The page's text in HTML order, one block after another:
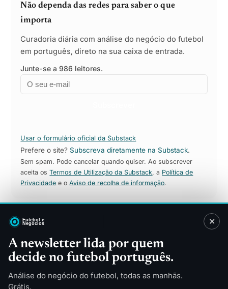
✕
A newsletter lida por quem
decide no futebol português.
Análise do negócio do futebol, todas as manhãs.
Grátis.
Não dependa das redes para saber o que
importa
Curadoria diária com análise do negócio do futebol
em português, direto na sua caixa de entrada.
Junte-se a 986 leitores.
Email
Empresa
Usar o formulário oficial da Substack
Prefere o site?Subscreva diretamente na Substack.
Sem spam. Pode cancelar quando quiser. Ao subscrever
aceita osTermos de Utilização da Substack, a Política de
Privacidade e oAviso de recolha de informação.
Sitemap
Direitos TV
Patrocínios
Merchandising
Finanças
Tecnologia